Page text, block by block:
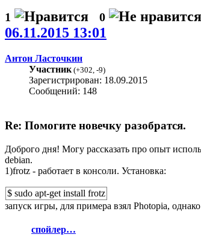
1 0
06.11.2015 13:01
Антон Ласточкин
Участник(+302, -9)
Зарегистрирован: 18.09.2015
Сообщений: 148
Re: Помогите новечку разобратся.
Доброго дня! Могу рассказать про опыт
debian.
1)frotz - работает в консоли. Установка:
$ sudo apt-get install frotz
запуск игры, для примера взял Photopia,
спойлер…